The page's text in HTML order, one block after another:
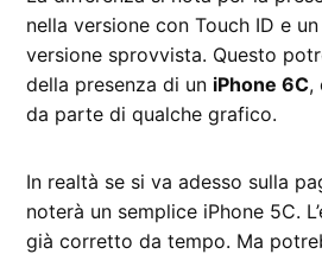
nella versione con Touch ID e
versione sprovvista. Questo
della presenza di un iPhone 6C,
da parte di qualche grafico.
In realtà se si va adesso sulla
noterà un semplice iPhone 5C.
già corretto da tempo. Ma